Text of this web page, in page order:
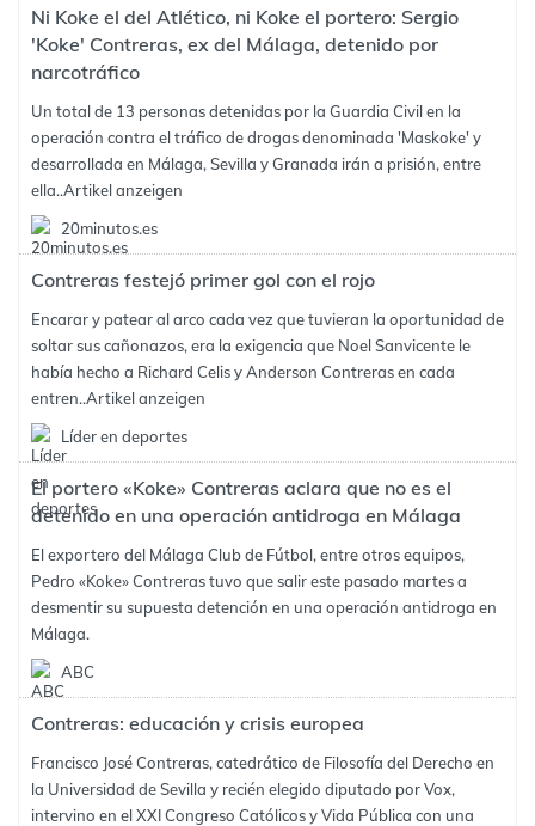
Ni Koke el del Atlético, ni Koke el portero: Sergio
'Koke' Contreras, ex del Málaga, detenido por
narcotráfico
Un total de 13 personas detenidas por la Guardia Civil en la
operación contra el tráfico de drogas denominada 'Maskoke' y
desarrollada en Málaga, Sevilla y Granada irán a prisión, entre
ella..Artikel anzeigen
20minutos.es
Contreras festejó primer gol con el rojo
Encarar y patear al arco cada vez que tuvieran la oportunidad de
soltar sus cañonazos, era la exigencia que Noel Sanvicente le
había hecho a Richard Celis y Anderson Contreras en cada
entren..Artikel anzeigen
Líder en deportes
El portero «Koke» Contreras aclara que no es el
detenido en una operación antidroga en Málaga
El exportero del Málaga Club de Fútbol, entre otros equipos,
Pedro «Koke» Contreras tuvo que salir este pasado martes a
desmentir su supuesta detención en una operación antidroga en
Málaga.
ABC
Contreras: educación y crisis europea
Francisco José Contreras, catedrático de Filosofía del Derecho en
la Universidad de Sevilla y recién elegido diputado por Vox,
intervino en el XXI Congreso Católicos y Vida Pública con una